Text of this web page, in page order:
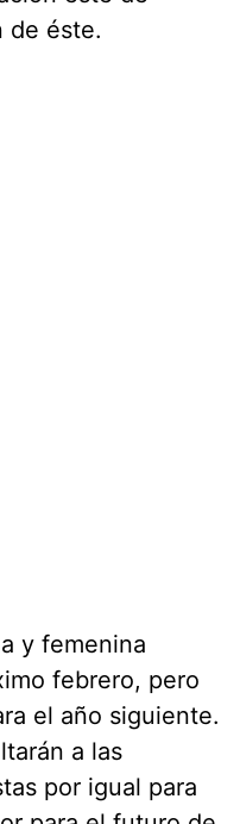
de éste.
y femenina
febrero, pero
el año siguiente.
a las
por igual para